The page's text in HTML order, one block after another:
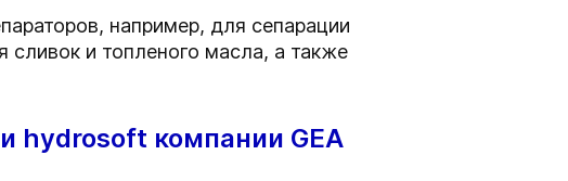
например, для сепарации
сливок и топленого масла, а также
hydrosoft компании GEA